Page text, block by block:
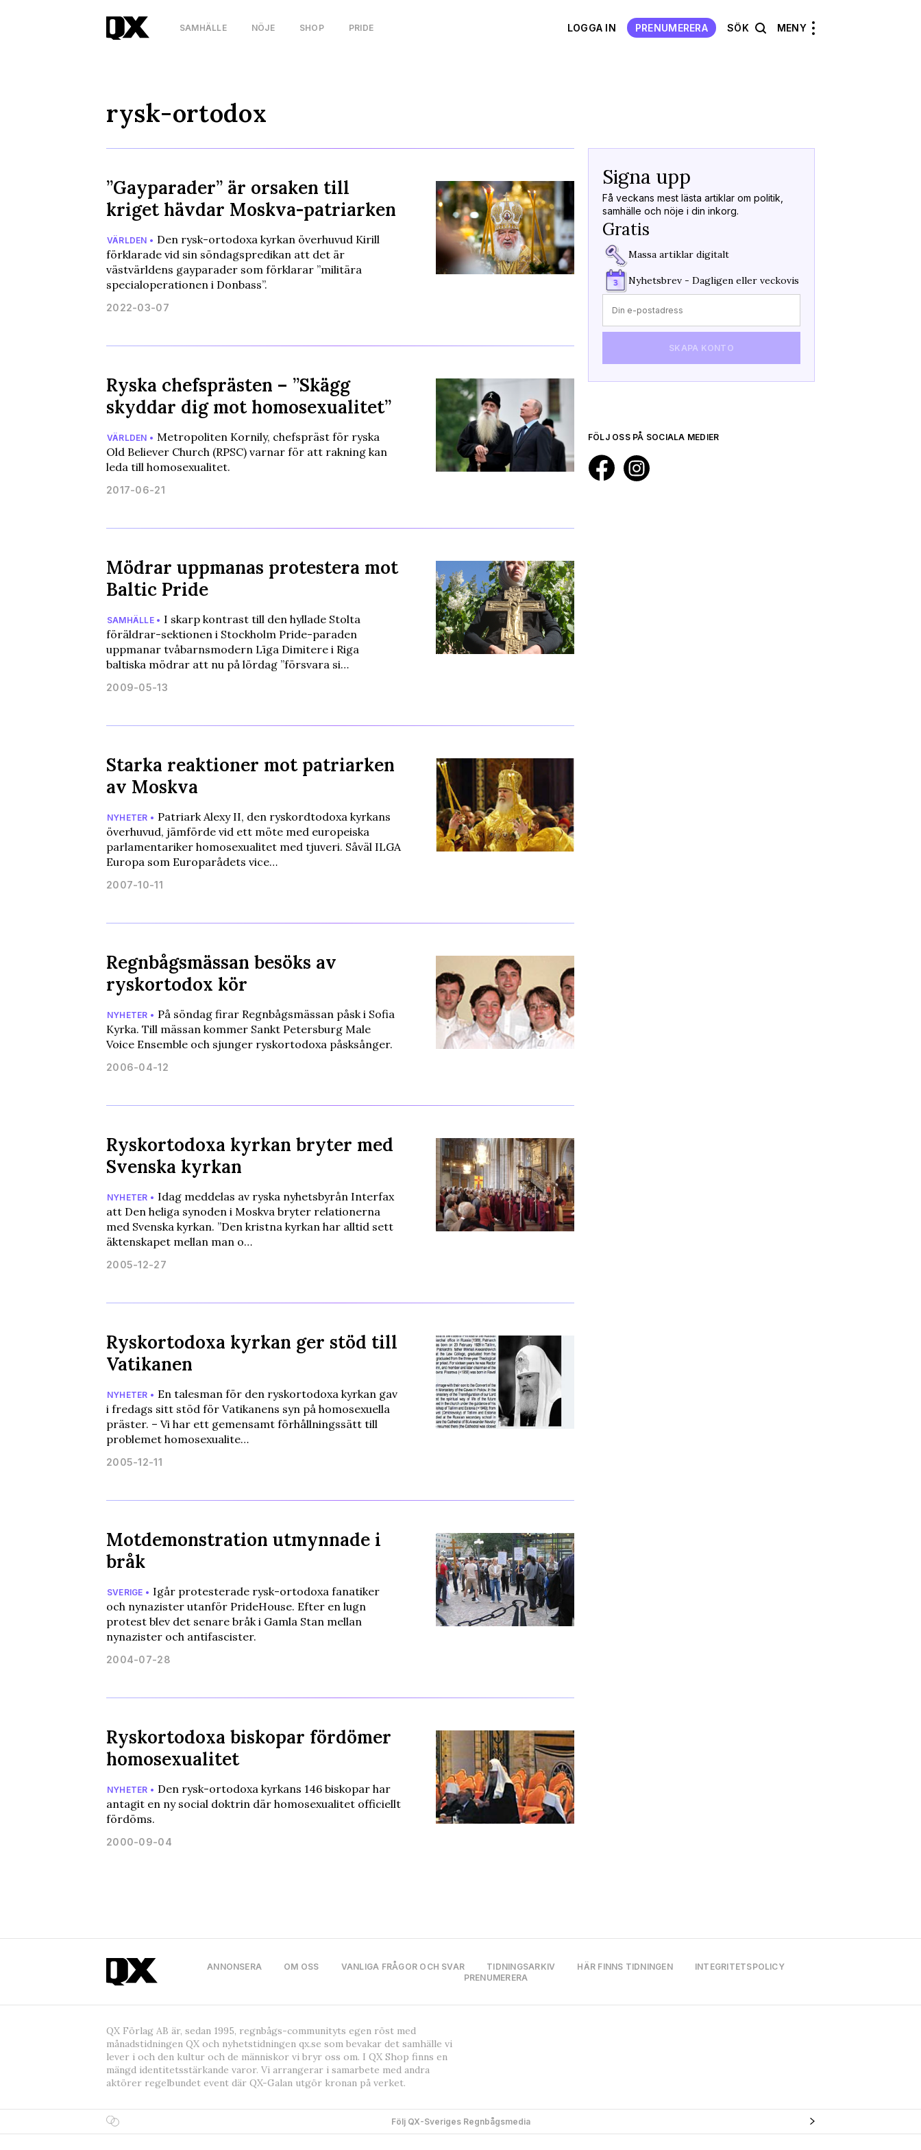
SAMHÄLLE NÖJE SHOP PRIDE LOGGA IN PRENUMERERA SÖK MENY
rysk-ortodox
”Gayparader” är orsaken till
kriget hävdar Moskva-patriarken
VÄRLDEN • Den rysk-ortodoxa kyrkan överhuvud Kirill
förklarade vid sin söndagspredikan att det är
västvärldens gayparader som förklarar ”militära
specialoperationen i Donbass”.
2022-03-07
Ryska chefsprästen – ”Skägg
skyddar dig mot homosexualitet”
VÄRLDEN • Metropoliten Kornily, chefspräst för ryska
Old Believer Church (RPSC) varnar för att rakning kan
leda till homosexualitet.
2017-06-21
Mödrar uppmanas protestera mot
Baltic Pride
SAMHÄLLE • I skarp kontrast till den hyllade Stolta
föräldrar-sektionen i Stockholm Pride-paraden
uppmanar tvåbarnsmodern Līga Dimitere i Riga
baltiska mödrar att nu på lördag ”försvara si…
2009-05-13
Starka reaktioner mot patriarken
av Moskva
NYHETER • Patriark Alexy II, den ryskordtodoxa kyrkans
överhuvud, jämförde vid ett möte med europeiska
parlamentariker homosexualitet med tjuveri. Såväl ILGA
Europa som Europarådets vice…
2007-10-11
Regnbågsmässan besöks av
ryskortodox kör
NYHETER • På söndag firar Regnbågsmässan påsk i Sofia
Kyrka. Till mässan kommer Sankt Petersburg Male
Voice Ensemble och sjunger ryskortodoxa påsksånger.
2006-04-12
Ryskortodoxa kyrkan bryter med
Svenska kyrkan
NYHETER • Idag meddelas av ryska nyhetsbyrån Interfax
att Den heliga synoden i Moskva bryter relationerna
med Svenska kyrkan. ”Den kristna kyrkan har alltid sett
äktenskapet mellan man o…
2005-12-27
Ryskortodoxa kyrkan ger stöd till
Vatikanen
NYHETER • En talesman för den ryskortodoxa kyrkan gav
i fredags sitt stöd för Vatikanens syn på homosexuella
präster. – Vi har ett gemensamt förhållningssätt till
problemet homosexualite…
2005-12-11
Motdemonstration utmynnade i
bråk
SVERIGE • Igår protesterade rysk-ortodoxa fanatiker
och nynazister utanför PrideHouse. Efter en lugn
protest blev det senare bråk i Gamla Stan mellan
nynazister och antifascister.
2004-07-28
Ryskortodoxa biskopar fördömer
homosexualitet
NYHETER • Den rysk-ortodoxa kyrkans 146 biskopar har
antagit en ny social doktrin där homosexualitet officiellt
fördöms.
2000-09-04
Signa upp
Få veckans mest lästa artiklar om politik,
samhälle och nöje i din inkorg.
Gratis
Massa artiklar digitalt
Nyhetsbrev - Dagligen eller veckovis
SKAPA KONTO
FÖLJ OSS PÅ SOCIALA MEDIER
ANNONSERA OM OSS VANLIGA FRÅGOR OCH SVAR TIDNINGSARKIV HÄR FINNS TIDNINGEN
INTEGRITETSPOLICY
PRENUMERERA
QX Förlag AB är, sedan 1995, regnbågs-communityts egen röst med
månadstidningen QX och nyhetstidningen qx.se som bevakar det samhälle vi
lever i och den kultur och de människor vi bryr oss om. I QX Shop finns en
mängd identitetsstärkande varor. Vi arrangerar i samarbete med andra
aktörer regelbundet event där QX-Galan utgör kronan på verket.
Följ QX-Sveriges Regnbågsmedia